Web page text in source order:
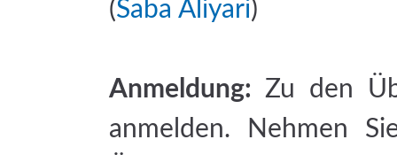
(Saba Aliyari)
Anmeldung: Zu den
anmelden. Nehmen